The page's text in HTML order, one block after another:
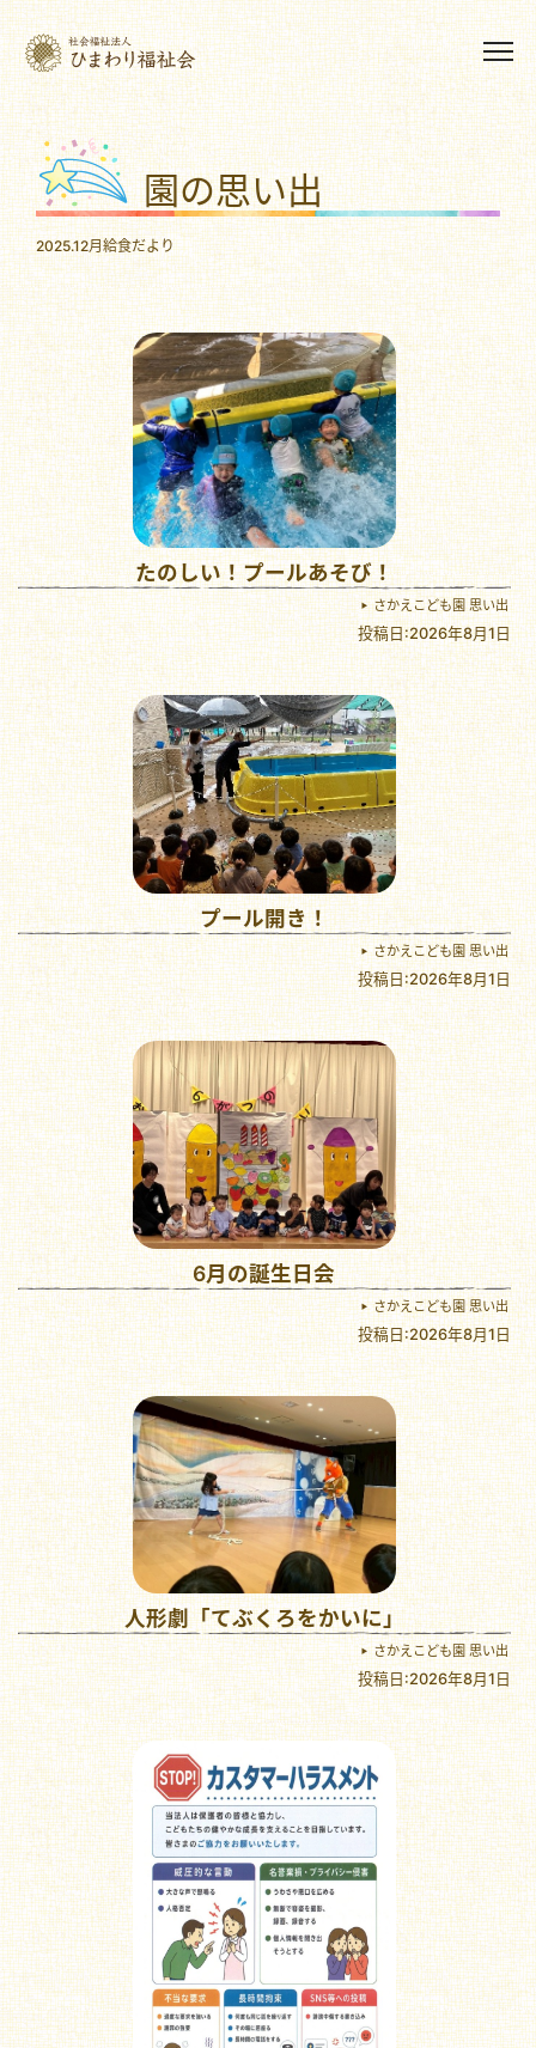
園の思い出
2025.12月給食だより
たのしい！プールあそび！
さかえこども園 思い出
投稿日:2026年8月1日
プール開き！
さかえこども園 思い出
投稿日:2026年8月1日
6月の誕生日会
さかえこども園 思い出
投稿日:2026年8月1日
人形劇「てぶくろをかいに」
さかえこども園 思い出
投稿日:2026年8月1日